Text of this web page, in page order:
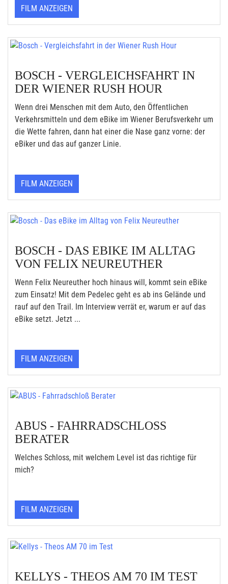
FILM ANZEIGEN
BOSCH - VERGLEICHSFAHRT IN
DER WIENER RUSH HOUR
Wenn drei Menschen mit dem Auto, den Öffentlichen
Verkehrsmitteln und dem eBike im Wiener Berufsverkehr um
die Wette fahren, dann hat einer die Nase ganz vorne: der
eBiker und das auf ganzer Linie.
FILM ANZEIGEN
BOSCH - DAS EBIKE IM ALLTAG
VON FELIX NEUREUTHER
Wenn Felix Neureuther hoch hinaus will, kommt sein eBike
zum Einsatz! Mit dem Pedelec geht es ab ins Gelände und
rauf auf den Trail. Im Interview verrät er, warum er auf das
eBike setzt. Jetzt ...
FILM ANZEIGEN
ABUS - FAHRRADSCHLOSS B
ERATER
Welches Schloss, mit welchem Level ist das richtige für
mich?
FILM ANZEIGEN
KELLYS - THEOS AM 70 IM TEST